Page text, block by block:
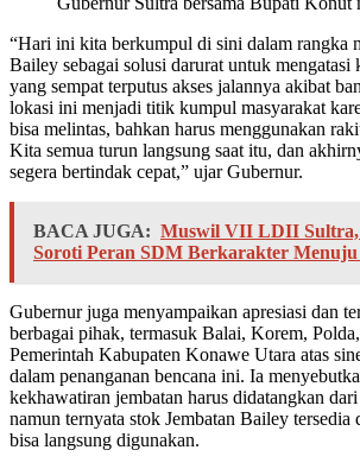
“Hari ini kita berkumpul di sini dalam rangka
Bailey sebagai solusi darurat untuk mengatasi
yang sempat terputus akses jalannya akibat
lokasi ini menjadi titik kumpul masyarakat
bisa melintas, bahkan harus menggunakan
Kita semua turun langsung saat itu, dan
segera bertindak cepat,” ujar Gubernur.
BACA JUGA: Muswil VII LDII Sultra,
Soroti Peran SDM Berkarakter
Gubernur juga menyampaikan apresiasi dan
berbagai pihak, termasuk Balai, Korem,
Pemerintah Kabupaten Konawe Utara atas
dalam penanganan bencana ini. Ia
kekhawatiran jembatan harus didatangkan
namun ternyata stok Jembatan Bailey
bisa langsung digunakan.